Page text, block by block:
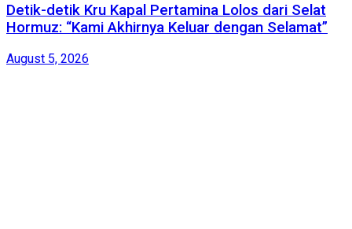
Detik-detik Kru Kapal Pertamina Lolos dari Selat
Hormuz: “Kami Akhirnya Keluar dengan Selamat”
August 5, 2026